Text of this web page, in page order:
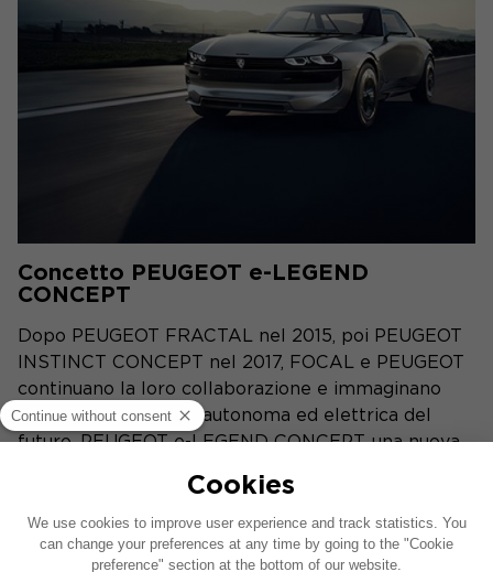
Concetto PEUGEOT e-LEGEND
CONCEPT
Dopo PEUGEOT FRACTAL nel 2015, poi PEUGEOT
INSTINCT CONCEPT nel 2017, FOCAL e PEUGEOT
continuano la loro collaborazione e immaginano
l'esperienza di guida autonoma ed elettrica del
futuro. PEUGEOT e-LEGEND CONCEPT, una nuova